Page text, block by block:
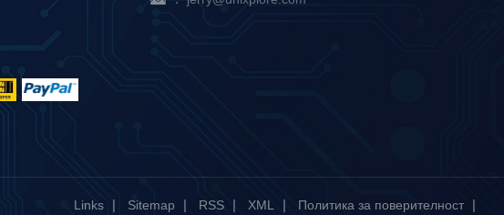
Links | Sitemap | RSS | XML | Политика за поверителност |